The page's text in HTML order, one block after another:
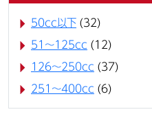
50cc以下 (32)
51～125cc (12)
126～250cc (37)
251～400cc (6)